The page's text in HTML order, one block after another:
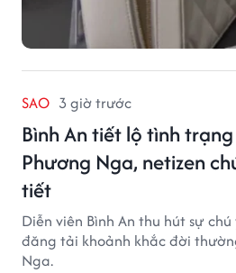
SAO 3 giờ trước
Bình An tiết lộ tình
Phương Nga, netizen
tiết
Diễn viên Bình An thu hút sự
đăng tải khoảnh khắc đời
Nga.